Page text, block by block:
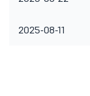
2025-08-11